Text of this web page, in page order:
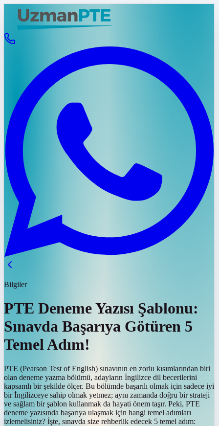
Bilgiler
PTE Deneme Yazısı Şablonu:
Sınavda Başarıya Götüren 5
Temel Adım!
PTE (Pearson Test of English) sınavının en zorlu kısımlarından biri
olan deneme yazma bölümü, adayların İngilizce dil becerilerini
kapsamlı bir şekilde ölçer. Bu bölümde başarılı olmak için sadece iyi
bir İngilizceye sahip olmak yetmez; aynı zamanda doğru bir strateji
ve sağlam bir şablon kullanmak da hayati önem taşır. Peki, PTE
deneme yazısında başarıya ulaşmak için hangi temel adımları
izlemelisiniz? İşte, sınavda size rehberlik edecek 5 temel adım: